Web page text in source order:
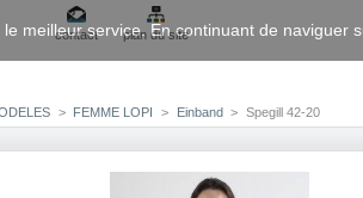
contact
plan du site
> FEMME LOPI > Einband > Spegill 42-20
meilleur service. En continuant de naviguer